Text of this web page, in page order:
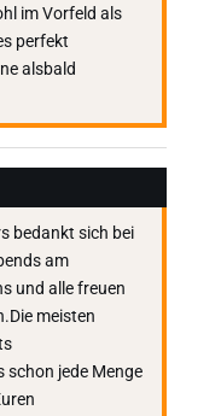
im Vorfeld als
perfekt
alsbald
bedankt sich bei
am
und alle freuen
meisten
jede Menge